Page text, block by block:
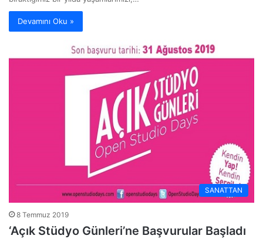
Devamını Oku »
SANATTAN
8 Temmuz 2019
‘Açık Stüdyo Günleri’ne Başvurular Başladı